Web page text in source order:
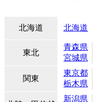
北海道 北海道
東北
青森県
宮城県
関東
東京都
栃木県
新潟県